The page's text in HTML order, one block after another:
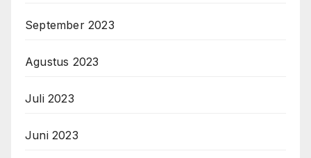
September 2023
Agustus 2023
Juli 2023
Juni 2023